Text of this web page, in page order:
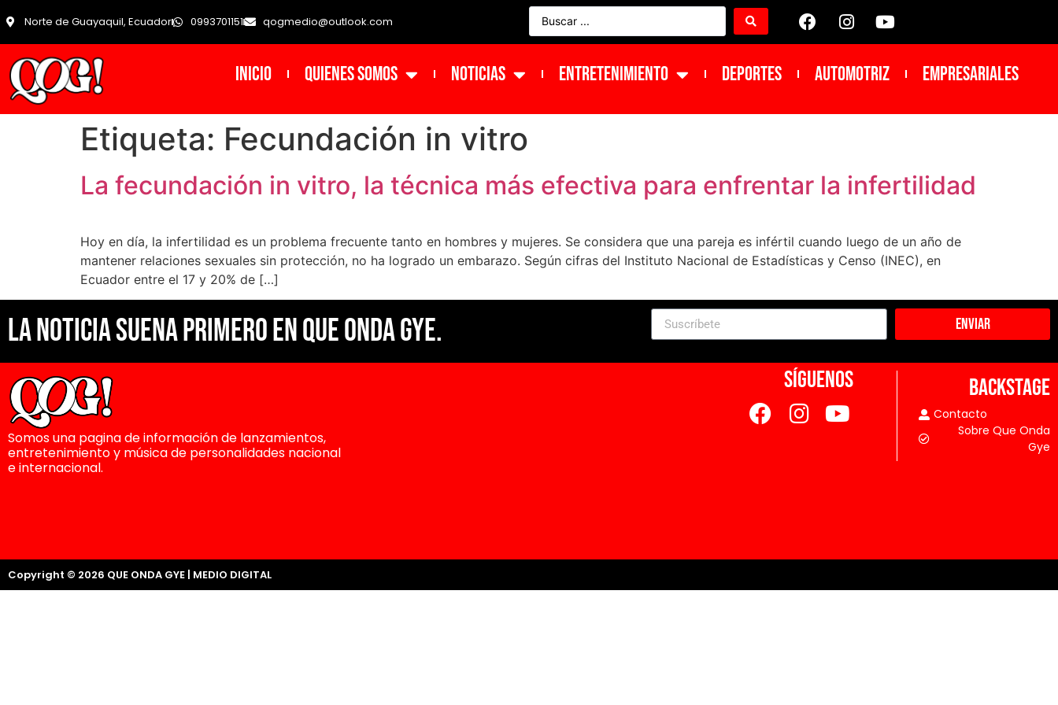
Norte de Guayaquil, Ecuador 0993701151 qogmedio@outlook.com
INICIO Quienes Somos NOTICIAS ENTRETENIMIENTO DEPORTES Automotriz Empresariales
Etiqueta: Fecundación in vitro
La fecundación in vitro, la técnica más efectiva para enfrentar la infertilidad
Hoy en día, la infertilidad es un problema frecuente tanto en hombres y mujeres. Se considera que una pareja es infértil cuando luego de un año de
mantener relaciones sexuales sin protección, no ha logrado un embarazo. Según cifras del Instituto Nacional de Estadísticas y Censo (INEC), en
Ecuador entre el 17 y 20% de […]
La noticia suena primero en Que Onda Gye. Enviar
Somos una pagina de información de lanzamientos,
entretenimiento y música de personalidades nacional
e internacional.
SÍGUENOS BACKSTAGE
Contacto
Sobre Que Onda
Gye
Copyright © 2026 QUE ONDA GYE | MEDIO DIGITAL